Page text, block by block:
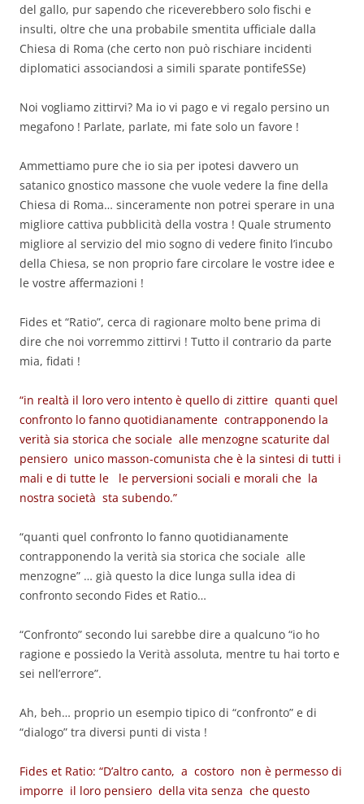
del gallo, pur sapendo che riceverebbero solo fischi e
insulti, oltre che una probabile smentita ufficiale dalla
Chiesa di Roma (che certo non può rischiare incidenti
diplomatici associandosi a simili sparate pontifeSSe)
Noi vogliamo zittirvi? Ma io vi pago e vi regalo persino un
megafono ! Parlate, parlate, mi fate solo un favore !
Ammettiamo pure che io sia per ipotesi davvero un
satanico gnostico massone che vuole vedere la fine della
Chiesa di Roma… sinceramente non potrei sperare in una
migliore cattiva pubblicità della vostra ! Quale strumento
migliore al servizio del mio sogno di vedere finito l’incubo
della Chiesa, se non proprio fare circolare le vostre idee e
le vostre affermazioni !
Fides et “Ratio”, cerca di ragionare molto bene prima di
dire che noi vorremmo zittirvi ! Tutto il contrario da parte
mia, fidati !
“in realtà il loro vero intento è quello di zittire quanti quel
confronto lo fanno quotidianamente contrapponendo la
verità sia storica che sociale alle menzogne scaturite dal
pensiero unico masson-comunista che è la sintesi di tutti i
mali e di tutte le le perversioni sociali e morali che la
nostra società sta subendo.”
“quanti quel confronto lo fanno quotidianamente
contrapponendo la verità sia storica che sociale alle
menzogne” … già questo la dice lunga sulla idea di
confronto secondo Fides et Ratio…
“Confronto” secondo lui sarebbe dire a qualcuno “io ho
ragione e possiedo la Verità assoluta, mentre tu hai torto e
sei nell’errore”.
Ah, beh… proprio un esempio tipico di “confronto” e di
“dialogo” tra diversi punti di vista !
Fides et Ratio: “D’altro canto, a costoro non è permesso di
imporre il loro pensiero della vita senza che questo